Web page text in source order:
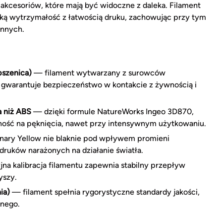
które mają być widoczne z daleka. Filament
wytrzymałość z łatwością druku, zachowując przy tym
— filament wytwarzany z surowców
bezpieczeństwo w kontakcie z żywnością i
niż ABS — dzięki formule NatureWorks Ingeo 3D870,
na pęknięcia, nawet przy intensywnym użytkowaniu.
Yellow nie blaknie pod wpływem promieni
narażonych na działanie światła.
kalibracja filamentu zapewnia stabilny przepływ
— filament spełnia rygorystyczne standardy jakości,